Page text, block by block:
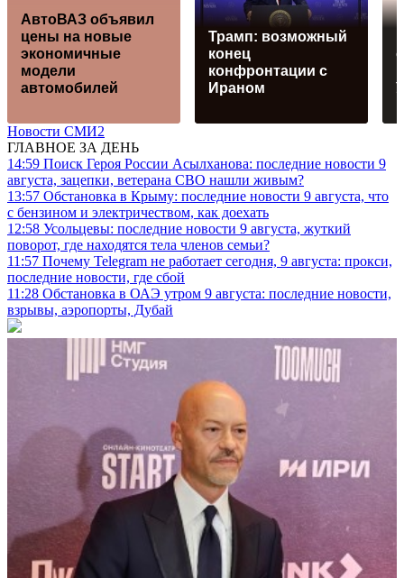
АвтоВАЗ объявил
цены на новые
экономичные
модели
автомобилей
Трамп: возможный
конец
конфронтации с
Ираном
Новости СМИ2
ГЛАВНОЕ ЗА ДЕНЬ
14:59 Поиск Героя России Асылханова: последние новости 9
августа, зацепки, ветерана СВО нашли живым?
13:57 Обстановка в Крыму: последние новости 9 августа, что
с бензином и электричеством, как доехать
12:58 Усольцевы: последние новости 9 августа, жуткий
поворот, где находятся тела членов семьи?
11:57 Почему Telegram не работает сегодня, 9 августа: прокси,
последние новости, где сбой
11:28 Обстановка в ОАЭ утром 9 августа: последние новости,
взрывы, аэропорты, Дубай